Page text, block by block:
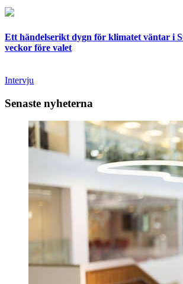
Ett händelserikt dygn för klimatet väntar i
veckor före valet
Intervju
Senaste nyheterna